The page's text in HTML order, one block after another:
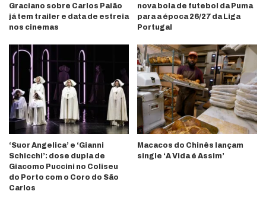
Graciano sobre Carlos Paião
já tem trailer e data de estreia
nos cinemas
nova bola de futebol da Puma
para a época 26/27 da Liga
Portugal
‘Suor Angelica’ e ‘Gianni
Schicchi’: dose dupla de
Giacomo Puccini no Coliseu
do Porto com o Coro do São
Carlos
Macacos do Chinês lançam
single ‘A Vida é Assim’